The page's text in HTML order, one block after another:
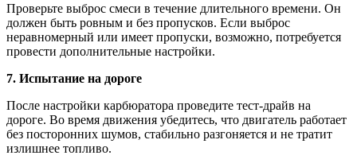
Проверьте выброс смеси в течение длительного времени. Он
должен быть ровным и без пропусков. Если выброс
неравномерный или имеет пропуски, возможно, потребуется
провести дополнительные настройки.
7. Испытание на дороге
После настройки карбюратора проведите тест-драйв на
дороге. Во время движения убедитесь, что двигатель работает
без посторонних шумов, стабильно разгоняется и не тратит
излишнее топливо.